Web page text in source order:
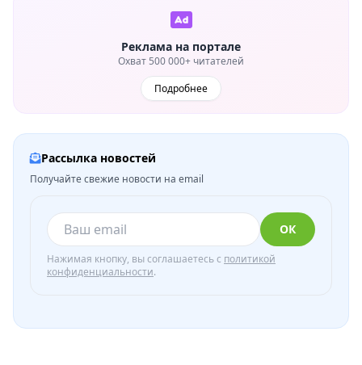
Реклама на портале
Охват 500 000+ читателей
Подробнее
Рассылка новостей
Получайте свежие новости на email
ОК
Нажимая кнопку, вы соглашаетесь с политикой
конфиденциальности.